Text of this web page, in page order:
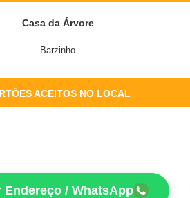
Casa da Árvore
Barzinho
ACEITOS NO LOCAL
Endereço / WhatsApp